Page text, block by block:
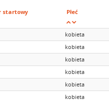
startowy Płeć
kobieta
kobieta
kobieta
kobieta
kobieta
kobieta